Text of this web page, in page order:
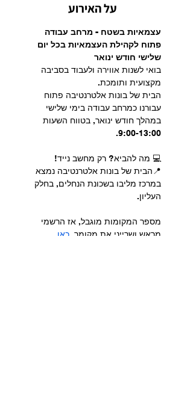
על האירוע
עצמאיות בשטח - מרחב עבודה
פתוח לקהילת העצמאיות בכל יום
שלישי חודש ינואר
בואי לשנות אווירה ולעבוד בסביבה
מקצועית ותומכת.
הבית של בונות אלטרנטיבה פתוח
עבורנו כמרחב עבודה בימי שלישי
במהלך חודש ינואר, בטווח השעות
9:00-13:00.
💻 מה להביא? רק מחשב נייד!
📍הבית של בונות אלטרנטיבה נמצא
במרכז מליבו בשכונת הנחלים, בחלק
העליון.
מספר המקומות מוגבל, אז הרשמי
מראש ושרייני את מקומך כאן